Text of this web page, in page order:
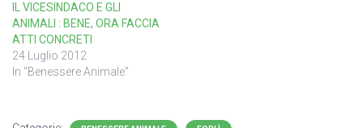
IL VICESINDACO E GLI
ANIMALI : BENE, ORA FACCIA
ATTI CONCRETI
24 Luglio 2012
In "Benessere Animale"